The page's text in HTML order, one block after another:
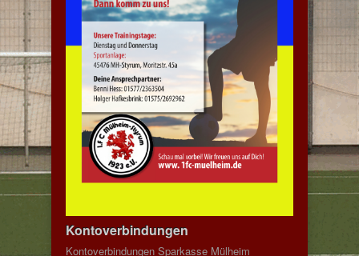
Kontoverbindungen
Kontoverbindungen Sparkasse Mülheim